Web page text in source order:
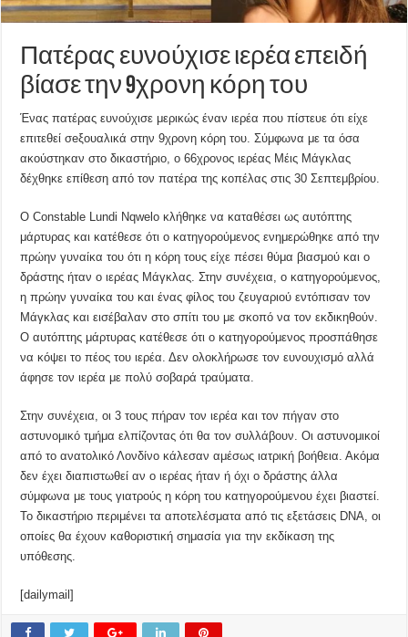
Πατέρας ευνούχισε ιερέα επειδή
βίασε την 9χρονη κόρη του
Ένας πατέρας ευνούχισε μερικώς έναν ιερέα που πίστευε ότι είχε
επιτεθεί σeξουαλικά στην 9χρονη κόρη του. Σύμφωνα με τα όσα
ακούστηκαν στο δικαστήριο, ο 66χρονος ιερέας Μέις Μάγκλας
δέχθηκε επίθεση από τον πατέρα της κοπέλας στις 30 Σεπτεμβρίου.
Ο Constable Lundi Nqwelo κλήθηκε να καταθέσει ως αυτόπτης
μάρτυρας και κατέθεσε ότι ο κατηγορούμενος ενημερώθηκε από την
πρώην γυναίκα του ότι η κόρη τους είχε πέσει θύμα βιασμού και ο
δράστης ήταν ο ιερέας Μάγκλας. Στην συνέχεια, ο κατηγορούμενος,
η πρώην γυναίκα του και ένας φίλος του ζευγαριού εντόπισαν τον
Μάγκλας και εισέβαλαν στο σπίτι του με σκοπό να τον εκδικηθούν.
Ο αυτόπτης μάρτυρας κατέθεσε ότι ο κατηγορούμενος προσπάθησε
να κόψει το πέος του ιερέα. Δεν ολοκλήρωσε τον ευνουχισμό αλλά
άφησε τον ιερέα με πολύ σοβαρά τραύματα.
Στην συνέχεια, οι 3 τους πήραν τον ιερέα και τον πήγαν στο
αστυνομικό τμήμα ελπίζοντας ότι θα τον συλλάβουν. Οι αστυνομικοί
από το ανατολικό Λονδίνο κάλεσαν αμέσως ιατρική βοήθεια. Ακόμα
δεν έχει διαπιστωθεί αν ο ιερέας ήταν ή όχι ο δράστης άλλα
σύμφωνα με τους γιατρούς η κόρη του κατηγορούμενου έχει βιαστεί.
Το δικαστήριο περιμένει τα αποτελέσματα από τις εξετάσεις DNA, οι
οποίες θα έχουν καθοριστική σημασία για την εκδίκαση της
υπόθεσης.
[dailymail]